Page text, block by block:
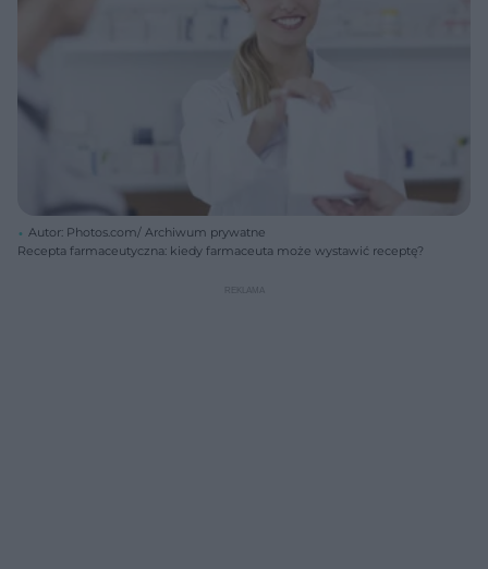
Autor: Photos.com/ Archiwum prywatne
Recepta farmaceutyczna: kiedy farmaceuta może wystawić receptę?